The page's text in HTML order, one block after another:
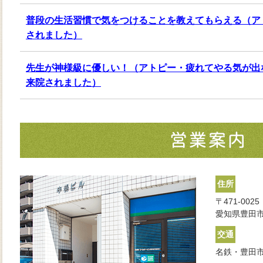
普段の生活習慣で気をつけることを教えてもらえる（
されました）
先生が神様級に優しい！（アトピー・疲れてやる気が
来院されました）
住所
〒471-0025
愛知県豊田
交通
名鉄・豊田